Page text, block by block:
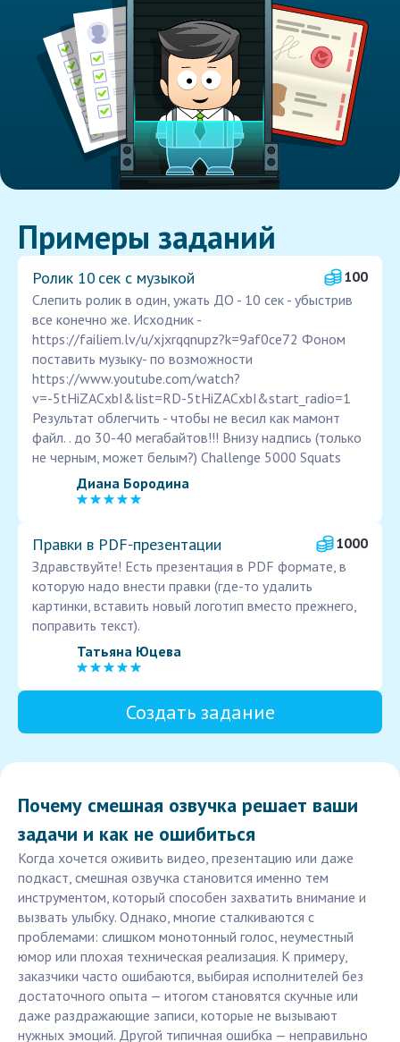
Примеры заданий
Ролик 10 сек с музыкой
100
Cлепить ролик в один, ужать ДО - 10 сек - убыстрив
все конечно же. Исходник -
https://failiem.lv/u/xjxrqqnupz?k=9af0ce72 Фоном
поставить музыку- по возможности
https://www.youtube.com/watch?
v=-5tHiZACxbI&list=RD-5tHiZACxbI&start_radio=1
Результат облегчить - чтобы не весил как мамонт
файл. . до 30-40 мегабайтов!!! Внизу надпись (только
не черным, может белым?) Challenge 5000 Squats
Диана Бородина
Правки в PDF‑презентации
1000
Здравствуйте! Есть презентация в PDF формате, в
которую надо внести правки (где-то удалить
картинки, вставить новый логотип вместо прежнего,
поправить текст).
Татьяна Юцева
Создать задание
Почему смешная озвучка решает ваши
задачи и как не ошибиться
Когда хочется оживить видео, презентацию или даже
подкаст, смешная озвучка становится именно тем
инструментом, который способен захватить внимание и
вызвать улыбку. Однако, многие сталкиваются с
проблемами: слишком монотонный голос, неуместный
юмор или плохая техническая реализация. К примеру,
заказчики часто ошибаются, выбирая исполнителей без
достаточного опыта — итогом становятся скучные или
даже раздражающие записи, которые не вызывают
нужных эмоций. Другой типичная ошибка — неправильно